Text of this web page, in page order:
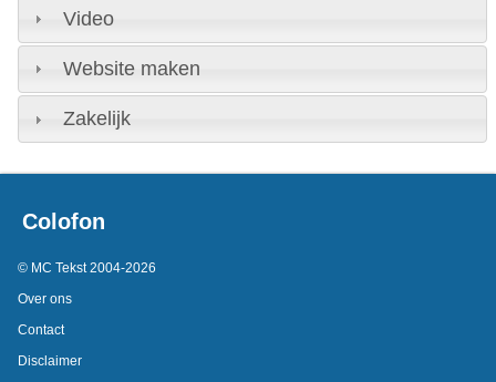
Video
Website maken
Zakelijk
Colofon
© MC Tekst 2004-2026
Over ons
Contact
Disclaimer